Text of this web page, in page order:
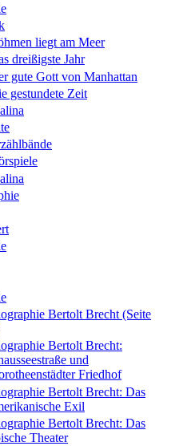
liegt am Meer
dreißigste Jahr
gute Gott von Manhattan
gestundete Zeit
Bertolt Brecht (Seite
Bertolt Brecht:
und
Friedhof
Bertolt Brecht: Das
Exil
Bertolt Brecht: Das
Theater